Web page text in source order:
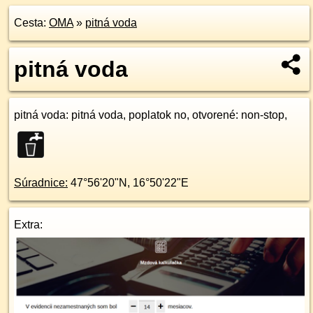
Cesta: OMA» pitná voda
pitná voda
pitná voda: pitná voda, poplatok no, otvorené: non-stop,
Súradnice: 47°56'20"N , 16°50'22"E
Extra: